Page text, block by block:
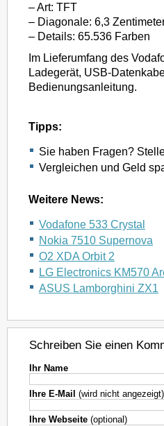
– Art: TFT
– Diagonale: 6,3
– Details: 65.536 Farben
Im Lieferumfang des
Ladegerät, USB-
Bedienungsanleitung.
Tipps:
Sie haben Fragen?
Vergleichen und Geld
Weitere News:
Vodafone 533 Crystal
Nokia 7510 Supernova
O2 XDA Orbit 2
LG Electronics KM570
ASUS Lamborghini ZX1
Schreiben Sie einen
Ihr Name
Ihre E-Mail (wird nicht angezeigt)
Ihre Webseite (optional)